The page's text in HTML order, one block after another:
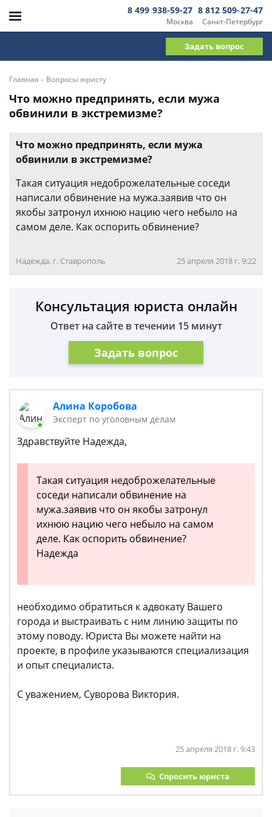
Москва
8 499 938-59-27
Санкт-Петербург
8 812 509-27-47
Задать вопрос
Главная - Вопросы юристу
Что можно предпринять, если мужа
обвинили в экстремизме?
Что можно предпринять, если мужа
обвинили в экстремизме?
Такая ситуация недоброжелательные соседи
написали обвинение на мужа.заявив что он
якобы затронул ихнюю нацию чего небыло на
самом деле. Как оспорить обвинение?
Надежда, г. Ставрополь 25 апреля 2018 г. 9:22
Консультация юриста онлайн
Ответ на сайте в течении 15 минут
Задать вопрос
Алина Коробова
Эксперт по уголовным делам
Здравствуйте Надежда,
Такая ситуация недоброжелательные
соседи написали обвинение на
мужа.заявив что он якобы затронул
ихнюю нацию чего небыло на самом
деле. Как оспорить обвинение?
Надежда
необходимо обратиться к адвокату Вашего
города и выстраивать с ним линию защиты по
этому поводу. Юриста Вы можете найти на
проекте, в профиле указываются специализация
и опыт специалиста.
С уважением, Суворова Виктория.
25 апреля 2018 г. 9:43
Спросить юриста